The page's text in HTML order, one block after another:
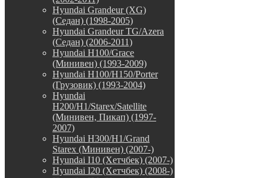
Hyundai Grandeur (XG)
(Седан) (1998-2005)
Hyundai Grandeur TG/Azera
(Седан) (2006-2011)
Hyundai H100/Grace
(Минивен) (1993-2009)
Hyundai H100/H150/Porter
(Грузовик) (1993-2004)
Hyundai
H200/H1/Starex/Satellite
(Минивен, Пикап) (1997-
2007)
Hyundai H300/H1/Grand
Starex (Минивен) (2007-)
Hyundai I10 (Хетчбек) (2007-)
Hyundai I20 (Хетчбек) (2008-)